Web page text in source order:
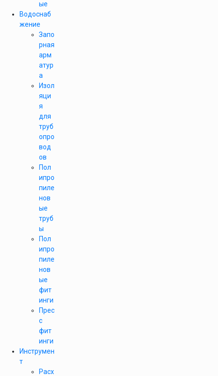
ые
Водоснаб
жение
Запо
рная
арм
атур
а
Изол
яци
я
для
труб
опро
вод
ов
Пол
ипро
пиле
нов
ые
труб
ы
Пол
ипро
пиле
нов
ые
фит
инги
Прес
с
фит
инги
Инструмен
т
Расх